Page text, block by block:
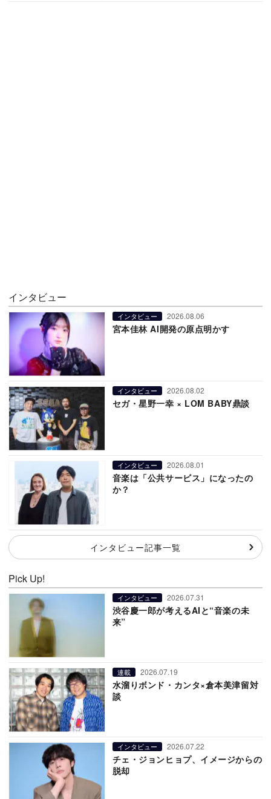
インタビュー
インタビュー 2026.08.06
宮本佳林 AI開発の原点明かす
インタビュー 2026.08.02
セガ・星野一幸 × LOM BABY鼎談
インタビュー 2026.08.01
音楽は「公共サービス」になったの
か？
インタビュー記事一覧
Pick Up!
インタビュー 2026.07.31
渋谷慶一郎が考えるAIと“音楽の未
来”
連載 2026.07.19
水溜りボンド・カンタ×倉本美津留対
談
インタビュー 2026.07.22
チェ・ジョンヒョプ、イメージからの
脱却